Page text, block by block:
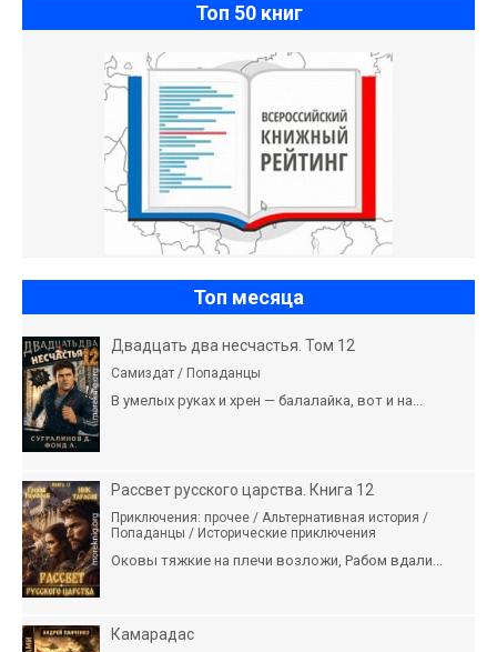
Топ 50 книг
Топ месяца
Двадцать два несчастья. Том 12
Самиздат / Попаданцы
В умелых руках и хрен — балалайка, вот и на...
Рассвет русского царства. Книга 12
Приключения: прочее / Альтернативная история /
Попаданцы / Исторические приключения
Оковы тяжкие на плечи возложи, Рабом вдали...
Камарадас